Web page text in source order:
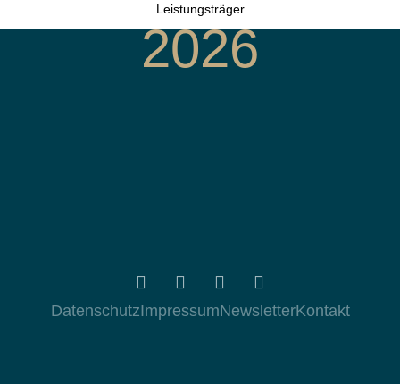
Leistungsträger
2026
DatenschutzImpressumNewsletterKontakt